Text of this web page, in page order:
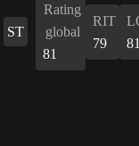
ST
Rating
global
81
RIT
79